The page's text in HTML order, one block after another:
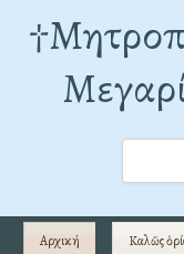
Αρχική Καλῶς